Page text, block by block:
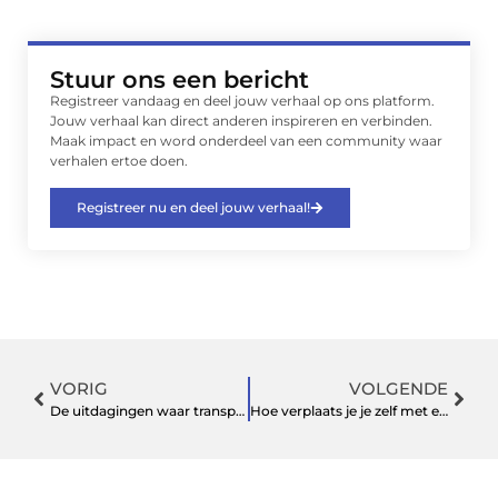
Stuur ons een bericht
Registreer vandaag en deel jouw verhaal op ons platform.
Jouw verhaal kan direct anderen inspireren en verbinden.
Maak impact en word onderdeel van een community waar
verhalen ertoe doen.
Registreer nu en deel jouw verhaal!
VORIG
De uitdagingen waar transportbedrijven mee te maken hebben
VOLGENDE
Hoe verplaats je je zelf met een gehandicaptenvoertuig in ons land [2022]